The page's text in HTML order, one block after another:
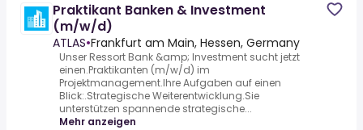
Praktikant Banken & Investment
(m/w/d)
ATLAS•Frankfurt am Main, Hessen, Germany
Unser Ressort Bank &amp; Investment sucht jetzt
einen.Praktikanten (m/w/d) im
Projektmanagement.Ihre Aufgaben auf einen
Blick:.Strategische Weiterentwicklung.Sie
unterstützen spannende strategische...
Mehr anzeigen